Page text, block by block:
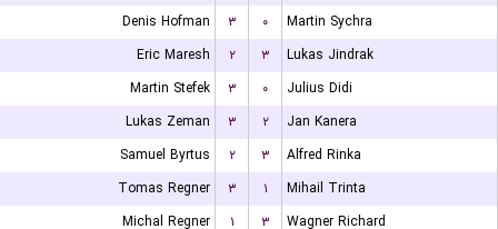
Denis Hofman
۳ ۰
Martin Sychra
Eric Maresh
۲ ۳
Lukas Jindrak
Martin Stefek
۳ ۰
Julius Didi
Lukas Zeman
۳ ۲
Jan Kanera
Samuel Byrtus
۲ ۳
Alfred Rinka
Tomas Regner
۳ ۱
Mihail Trinta
Michal Regner
۱ ۳
Wagner Richard